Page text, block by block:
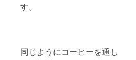
す。
同じようにコーヒーを通し